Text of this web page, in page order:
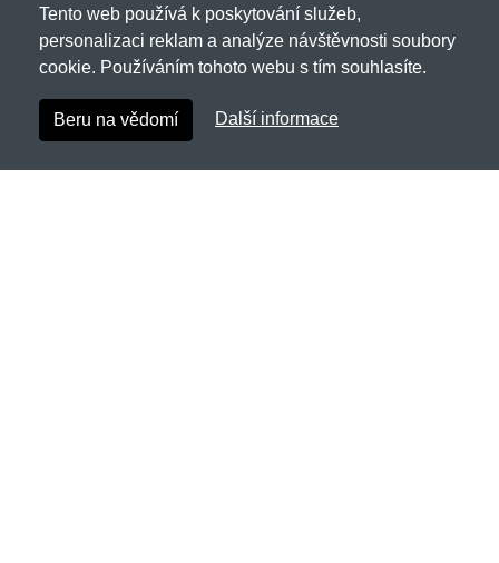
Tento web používá k poskytování služeb,
personalizaci reklam a analýze návštěvnosti soubory
cookie. Používáním tohoto webu s tím souhlasíte.
Beru na vědomí Další informace